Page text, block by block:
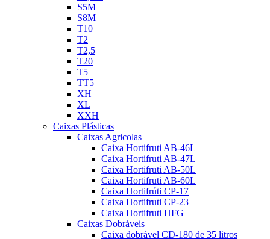
S5M
S8M
T10
T2
T2,5
T20
T5
TT5
XH
XL
XXH
Caixas Plásticas
Caixas Agricolas
Caixa Hortifruti AB-46L
Caixa Hortifruti AB-47L
Caixa Hortifruti AB-50L
Caixa Hortifruti AB-60L
Caixa Hortifrúti CP-17
Caixa Hortifruti CP-23
Caixa Hortifruti HFG
Caixas Dobráveis
Caixa dobrável CD-180 de 35 litros